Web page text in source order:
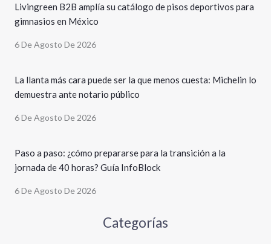
Livingreen B2B amplía su catálogo de pisos deportivos para
gimnasios en México
6 De Agosto De 2026
La llanta más cara puede ser la que menos cuesta: Michelin lo
demuestra ante notario público
6 De Agosto De 2026
Paso a paso: ¿cómo prepararse para la transición a la
jornada de 40 horas? Guía InfoBlock
6 De Agosto De 2026
Categorías